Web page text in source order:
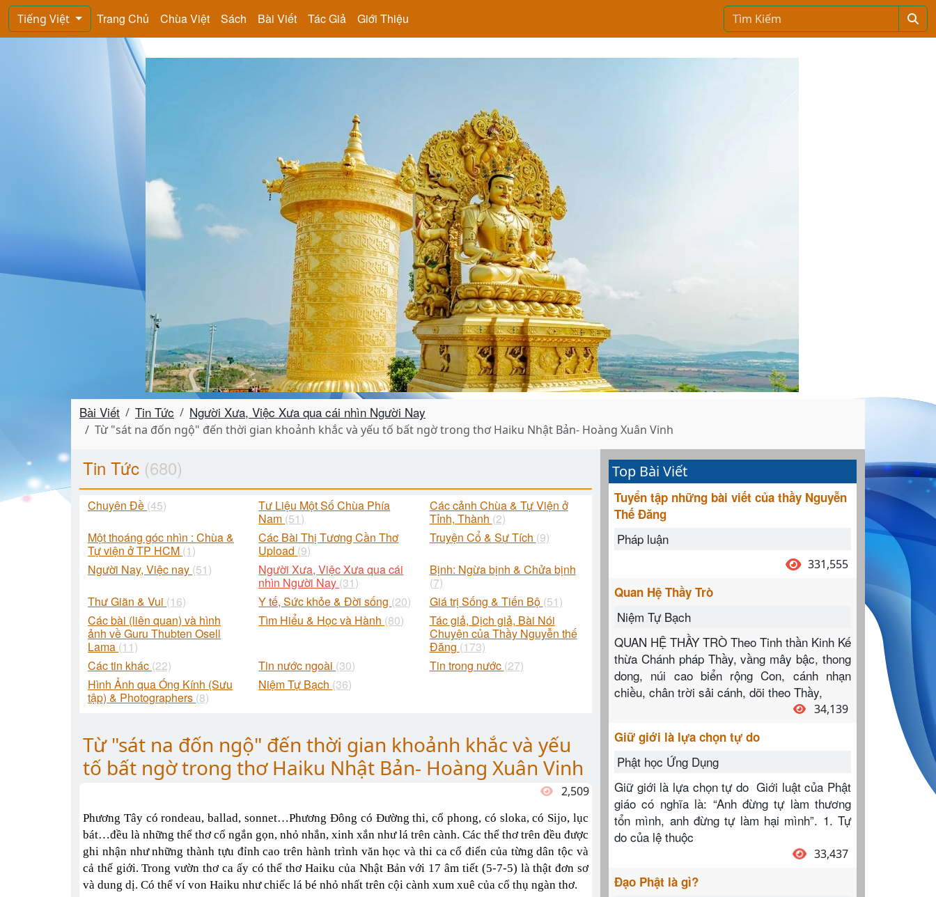
Tiếng Việt Trang Chủ Chùa Việt Sách Bài Viết Tác Giả Giới Thiệu
Bài Viết Tin Tức Người Xưa, Việc Xưa qua cái nhìn Người Nay
Từ "sát na đốn ngộ" đến thời gian khoảnh khắc và yếu tố bất ngờ trong thơ Haiku Nhật Bản- Hoàng Xuân Vinh
Tin Tức (680)
Chuyên Đề (45)
Tư Liệu Một Số Chùa Phía
Nam (51)
Các cảnh Chùa & Tự Viện ở
Tỉnh, Thành (2)
Một thoáng góc nhìn : Chùa &
Tự viện ở TP HCM (1)
Các Bài Thị Tương Cần Thơ
Upload (9)
Truyện Cổ & Sự Tích (9)
Người Nay, Việc nay (51)
Người Xưa, Việc Xưa qua cái
nhìn Người Nay (31)
Bịnh: Ngừa bịnh & Chửa bịnh
(7)
Thư Giãn & Vui (16) Y tế, Sức khỏe & Đời sống (20) Giá trị Sống & Tiến Bộ (51)
Các bài (liên quan) và hình
ảnh về Guru Thubten Osell
Lama (11)
Tìm Hiểu & Học và Hành (80)
Tác giả, Dịch giả, Bài Nói
Chuyện của Thầy Nguyễn thế
Đăng (173)
Các tin khác (22) Tin nước ngoài (30) Tin trong nước (27)
Hình Ảnh qua Óng Kính (Sưu
tập) & Photographers (8)
Niệm Tự Bạch (36)
Từ "sát na đốn ngộ" đến thời gian khoảnh khắc và yếu
tố bất ngờ trong thơ Haiku Nhật Bản- Hoàng Xuân Vinh
2,509
Phương Tây có rondeau, ballad, sonnet…Phương Đông có Đường thi, cổ phong, có sloka, có Sijo, lục
bát…đều là những thể thơ cổ ngắn gọn, nhỏ nhắn, xinh xắn như lá trên cành. Các thể thơ trên đều được
ghi nhận như những thành tựu đỉnh cao trên hành trình văn học và thi ca cổ điển của từng dân tộc và
cả thế giới. Trong vườn thơ ca ấy có thể thơ Haiku của Nhật Bản với 17 âm tiết (5-7-5) là thật đơn sơ
và dung dị. Có thể ví von Haiku như chiếc lá bé nhỏ nhất trên cội cành xum xuê của cổ thụ ngàn thơ.
Top Bài Viết
Tuyển tập những bài viết của thầy Nguyễn
Thế Đăng
Pháp luận
331,555
Quan Hệ Thầy Trò
Niệm Tự Bạch
QUAN HỆ THẦY TRÒ Theo Tinh thần Kinh Kế
thừa Chánh pháp Thầy, vầng mây bậc, thong
dong, núi cao biển rộng Con, cánh nhạn
chiều, chân trời sải cánh, dõi theo Thầy,
34,139
Giữ giới là lựa chọn tự do
Phật học Ứng Dụng
Giữ giới là lựa chọn tự do Giới luật của Phật
giáo có nghĩa là: “Anh đừng tự làm thương
tổn mình, anh đừng tự làm hại mình”. 1. Tự
do của lệ thuộc
33,437
Đạo Phật là gì?